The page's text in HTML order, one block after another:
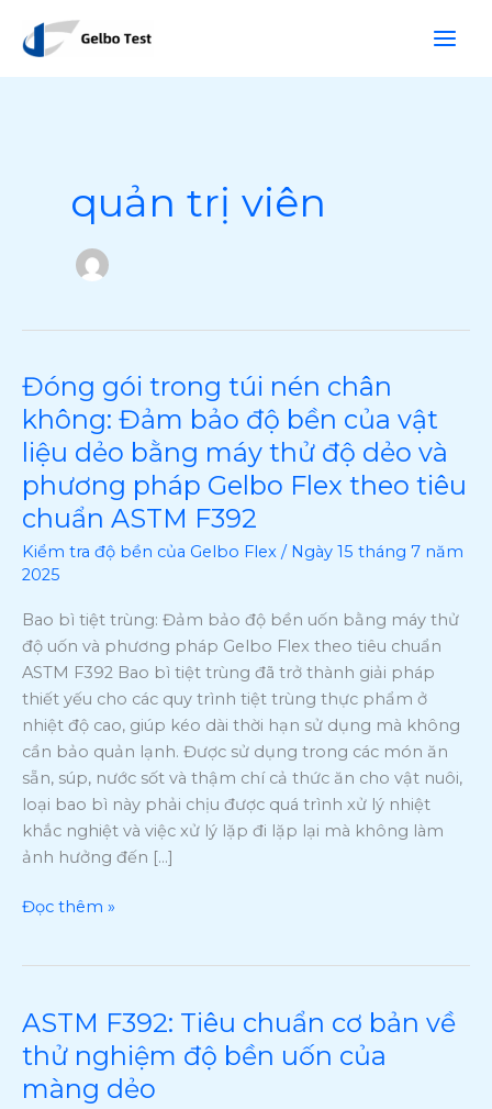
quản trị viên
Đóng gói trong túi nén chân
không: Đảm bảo độ bền của vật
liệu dẻo bằng máy thử độ dẻo và
phương pháp Gelbo Flex theo tiêu
chuẩn ASTM F392
Kiểm tra độ bền của Gelbo Flex / Ngày 15 tháng 7 năm
2025
Bao bì tiệt trùng: Đảm bảo độ bền uốn bằng máy thử
độ uốn và phương pháp Gelbo Flex theo tiêu chuẩn
ASTM F392 Bao bì tiệt trùng đã trở thành giải pháp
thiết yếu cho các quy trình tiệt trùng thực phẩm ở
nhiệt độ cao, giúp kéo dài thời hạn sử dụng mà không
cần bảo quản lạnh. Được sử dụng trong các món ăn
sẵn, súp, nước sốt và thậm chí cả thức ăn cho vật nuôi,
loại bao bì này phải chịu được quá trình xử lý nhiệt
khắc nghiệt và việc xử lý lặp đi lặp lại mà không làm
ảnh hưởng đến […]
Đóng
gói
túi
nén
chân
không:
Đảm
độ
bền
của
vật
liệu
dẻo
bằng
máy
thử
độ
và
pháp
Flex
theo
tiêu
chuẩn
Đọc thêm »
ASTM F392: Tiêu chuẩn cơ bản về
thử nghiệm độ bền uốn của
màng dẻo
ASTM
F392:
Tiêu
chuẩn
ì
m